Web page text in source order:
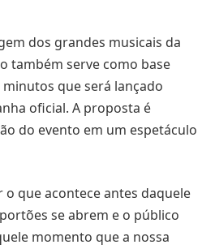
dos grandes musicais da
também serve como base
que será lançado
oficial. A proposta é
do evento em um espetáculo
o que acontece antes daquele
se abrem e o público
momento que a nossa